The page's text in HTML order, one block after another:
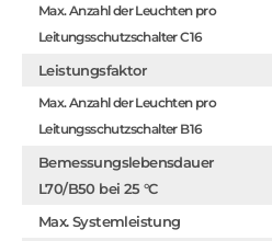
Max. Anzahl der Leuchten pro
Leitungsschutzschalter C16
Leistungsfaktor
Max. Anzahl der Leuchten pro
Leitungsschutzschalter B16
Bemessungslebensdauer
L70/B50 bei 25 °C
Max. Systemleistung